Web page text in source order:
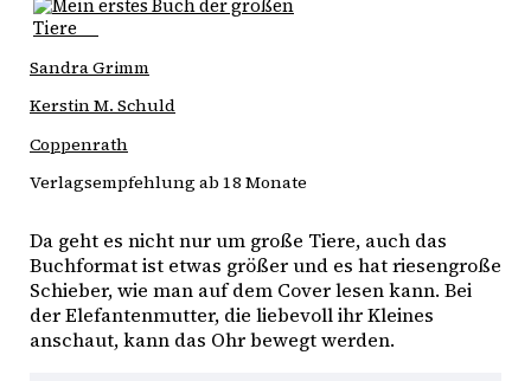
Sandra Grimm
Kerstin M. Schuld
Coppenrath
Verlagsempfehlung ab 18 Monate
Da geht es nicht nur um große Tiere, auch das
Buchformat ist etwas größer und es hat riesengroße
Schieber, wie man auf dem Cover lesen kann. Bei
der Elefantenmutter, die liebevoll ihr Kleines
anschaut, kann das Ohr bewegt werden.